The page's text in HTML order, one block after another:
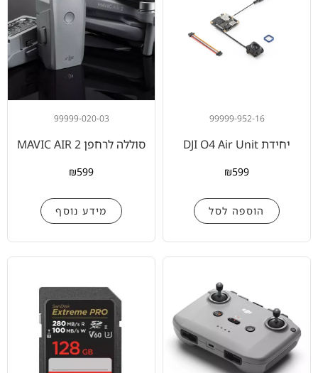
99999-952-16
יחידת DJI O4 Air Unit
₪599
הוספה לסל
99999-020-03
סוללה לרחפן MAVIC AIR 2
₪599
מידע נוסף